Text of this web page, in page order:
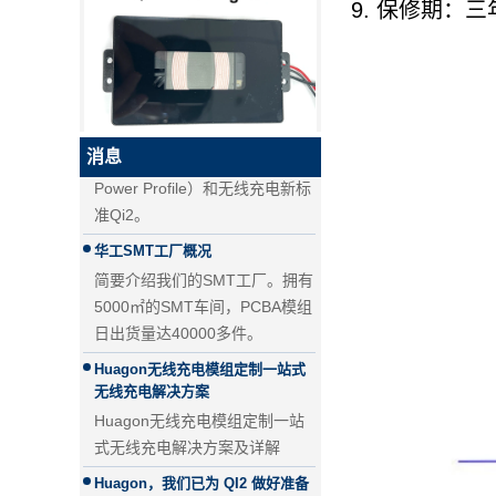
QI2.1 15W QI 2.1移动线圈无线
充电器可移动无线充电器
25W QI2无线充电模块无线充电
器 - 副本-JCJW30
消息
PD快充和QC快充的区别
无线充电新标准Qi2来了！MPP详
解
详解MPP（magnetic magnetic
Power Profile）和无线充电新标
准Qi2。
华工SMT工厂概况
简要介绍我们的SMT工厂。拥有
5000㎡的SMT车间，PCBA模组
日出货量达40000多件。
Huagon无线充电模组定制一站式
无线充电解决方案
Huagon无线充电模组定制一站
式无线充电解决方案及详解
Huagon，我们已为 QI2 做好准备
Huagon，我们已为 QI2 做好准
9. 保修期：三